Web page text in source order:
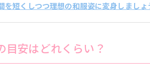
を短くしつつ理想の和服姿に変身しましょ
目安はどれくらい？